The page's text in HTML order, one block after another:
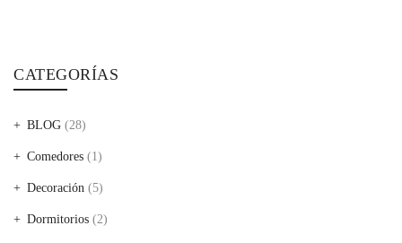
CATEGORÍAS
BLOG (28)
Comedores (1)
Decoración (5)
Dormitorios (2)